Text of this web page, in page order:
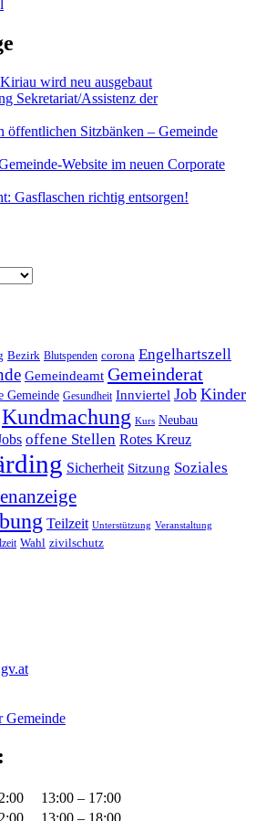
wird neu ausgebaut
Sekretariat/Assistenz der
öffentlichen Sitzbänken – Gemeinde
Website im neuen Corporate
Gasflaschen richtig entsorgen!
Bezirk Blutspenden corona Engelhartszell
Gemeindeamt Gemeinderat
Gemeinde Gesundheit Innviertel Job Kinder
Kundmachung Kurs Neubau
offene Stellen Rotes Kreuz
Sicherheit Sitzung Soziales
Teilzeit Unterstützung Veranstaltung
Wahl zivilschutz
Gemeinde
13:00 – 17:00